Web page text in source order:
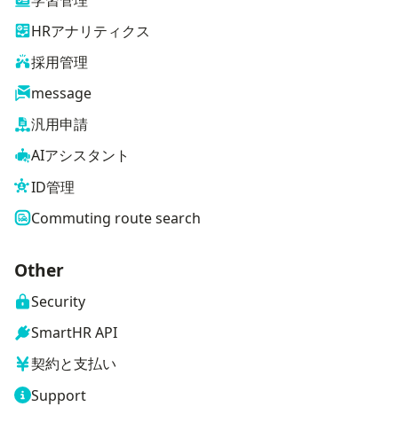
HRアナリティクス
採用管理
message
汎用申請
AIアシスタント
ID管理
Commuting route search
Other
Security
SmartHR API
契約と支払い
Support